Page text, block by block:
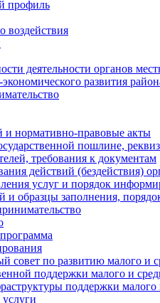
профиль
воздействия
деятельности органов
развития
и нормативно-правовые акты
пошлине,
требования к документам
действий (бездействия)
услуг и порядок
и образцы заполнения,
совет по развитию малого и
поддержки малого и
поддержки малого